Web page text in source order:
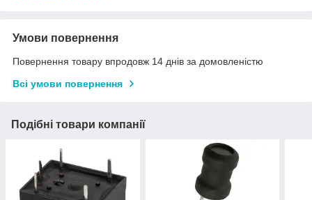
Умови повернення
Повернення товару впродовж 14 днів за домовленістю
Всі умови повернення
Подібні товари компанії